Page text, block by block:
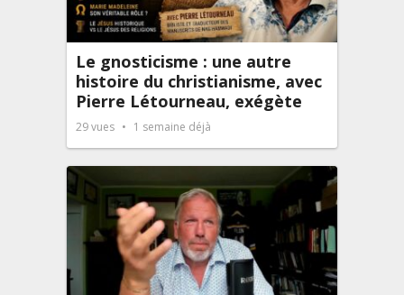
Le gnosticisme : une autre
histoire du christianisme, avec
Pierre Létourneau, exégète
29vues 1 semaine déjà